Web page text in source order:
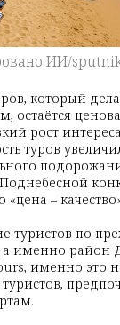
ИИ/
который
остаётся
рост
туров
–
туристов по-
а именно район
именно это